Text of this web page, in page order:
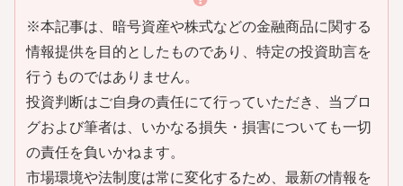
※本記事は、暗号資産や株式などの金融商品に関する
情報提供を目的としたものであり、特定の投資助言を
行うものではありません。
投資判断はご自身の責任にて行っていただき、当ブロ
グおよび筆者は、いかなる損失・損害についても一切
の責任を負いかねます。
市場環境や法制度は常に変化するため、最新の情報を